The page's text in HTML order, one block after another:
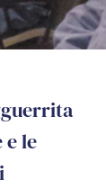
le